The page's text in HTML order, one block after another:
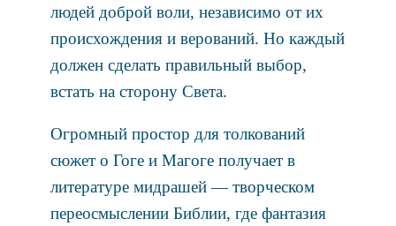
людей доброй воли, независимо от их
происхождения и верований. Но каждый
должен сделать правильный выбор,
встать на сторону Света.
Огромный простор для толкований
сюжет о Гоге и Магоге получает в
литературе мидрашей — творческом
переосмыслении Библии, где фантазия